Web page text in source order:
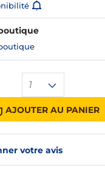
votre avis
1
AJOUTER AU PANIER